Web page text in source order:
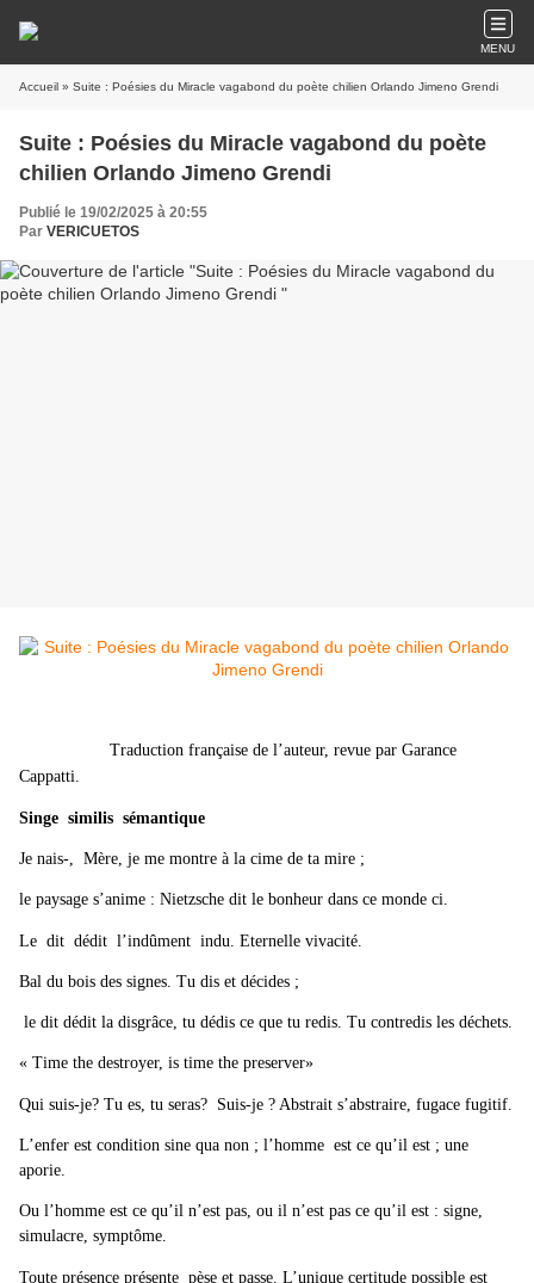
MENU
Accueil » Suite : Poésies du Miracle vagabond du poète chilien Orlando Jimeno Grendi
Suite : Poésies du Miracle vagabond du poète
chilien Orlando Jimeno Grendi
Publié le 19/02/2025 à 20:55
Par VERICUETOS
Traduction française de l’auteur, revue par Garance
Cappatti.
Singe similis sémantique
Je nais-, Mère, je me montre à la cime de ta mire ;
le paysage s’anime : Nietzsche dit le bonheur dans ce monde ci.
Le dit dédit l’indûment indu. Eternelle vivacité.
Bal du bois des signes. Tu dis et décides ;
le dit dédit la disgrâce, tu dédis ce que tu redis. Tu contredis les déchets.
« Time the destroyer, is time the preserver»
Qui suis-je? Tu es, tu seras? Suis-je ? Abstrait s’abstraire, fugace fugitif.
L’enfer est condition sine qua non ; l’homme est ce qu’il est ; une
aporie.
Ou l’homme est ce qu’il n’est pas, ou il n’est pas ce qu’il est : signe,
simulacre, symptôme.
Toute présence présente pèse et passe. L’unique certitude possible est